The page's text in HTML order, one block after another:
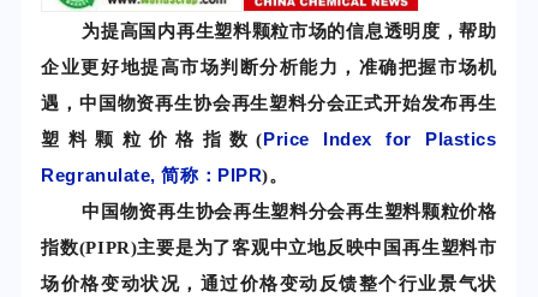
为提高国内再生塑料颗粒市场的信息透明度，帮助
企业更好地提高市场判断分析能力，准确把握市场机
遇，中国物资再生协会再生塑料分会正式开始发布再生
塑料颗粒价格指数(Price Index for Plastics
Regranulate, 简称：PIPR)。
中国物资再生协会再生塑料分会再生塑料颗粒价格
指数(PIPR)主要是为了客观中立地反映中国再生塑料市
场价格变动状况，通过价格变动反馈整个行业景气状